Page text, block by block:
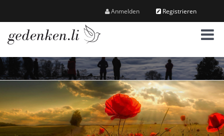
Anmelden Registrieren
M
e
n
ü